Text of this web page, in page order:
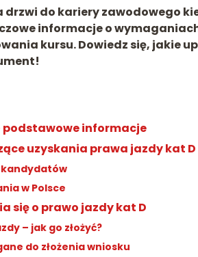
do kariery zawodowego
informacje o
kursu. Dowiedz się, jakie
podstawowe informacje
uzyskania prawa jazdy kat D
kandydatów
w Polsce
się o prawo jazdy kat D
– jak go złożyć?
do złożenia wniosku